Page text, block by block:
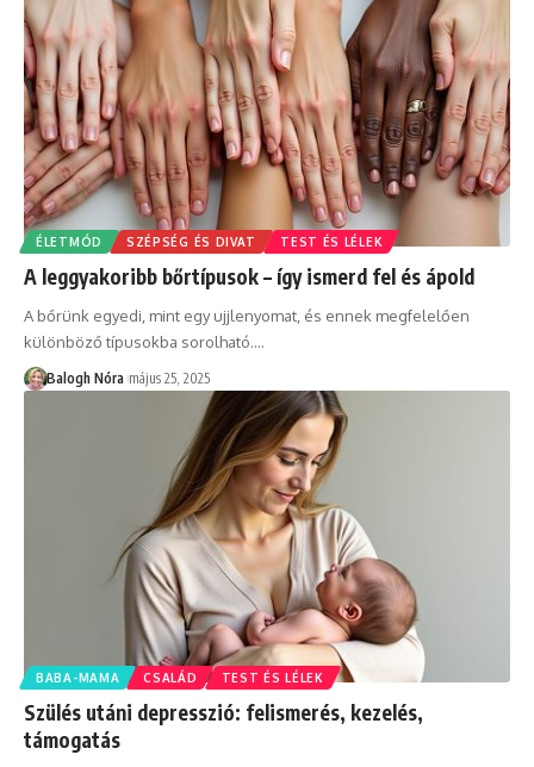
ÉLETMÓD SZÉPSÉG ÉS DIVAT TEST ÉS LÉLEK
A leggyakoribb bőrtípusok – így ismerd fel és ápold
A bőrünk egyedi, mint egy ujjlenyomat, és ennek megfelelően
különböző típusokba sorolható.…
Balogh Nóra május 25, 2025
BABA-MAMA CSALÁD TEST ÉS LÉLEK
Szülés utáni depresszió: felismerés, kezelés,
támogatás